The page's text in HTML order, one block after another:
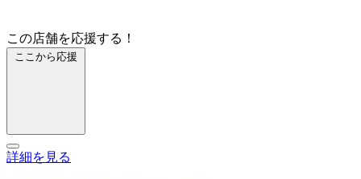
この店舗を応援する！
ここから応援
詳細を見る